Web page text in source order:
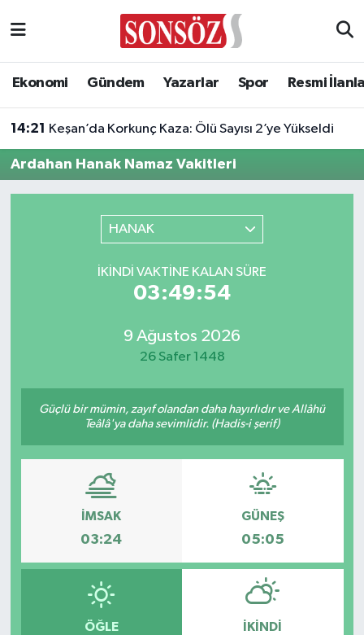
Ekonomi Gündem Yazarlar Spor Resmi
14:21 Keşan’da Korkunç Kaza: Ölü Sayısı 2’ye Yükseldi
Ardahan Hanak Namaz Vakitleri
HANAK
İKINDI VAKTINE KALAN SÜRE
03:49:54
9 Ağustos 2026
26 Safer 1448
Güçlü bir mümin, zayıf olandan daha hayırlıdır ve Allâhü
Teâlâ'ya daha sevimlidir. (Hadis-i şerif)
İMSAK
03:24
GÜNEŞ
05:05
ÖĞLE İKINDI
Asayiş
Gündem
Gurme
Ankara Nöbetçi Eczaneler
Süper Lig Puan Durumu ve Fikstür
Tüm Manşetler